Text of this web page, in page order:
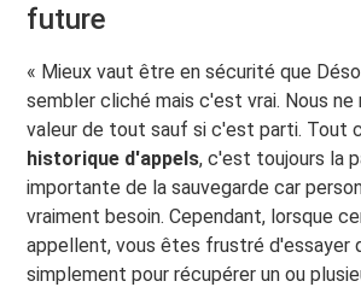
future
« Mieux vaut être en sécurité que
sembler cliché mais c'est vrai. Nous ne
valeur de tout sauf si c'est parti. Tout
historique d'appels, c'est toujours la
importante de la sauvegarde car
vraiment besoin. Cependant, lorsque
appellent, vous êtes frustré d'essayer
simplement pour récupérer un ou